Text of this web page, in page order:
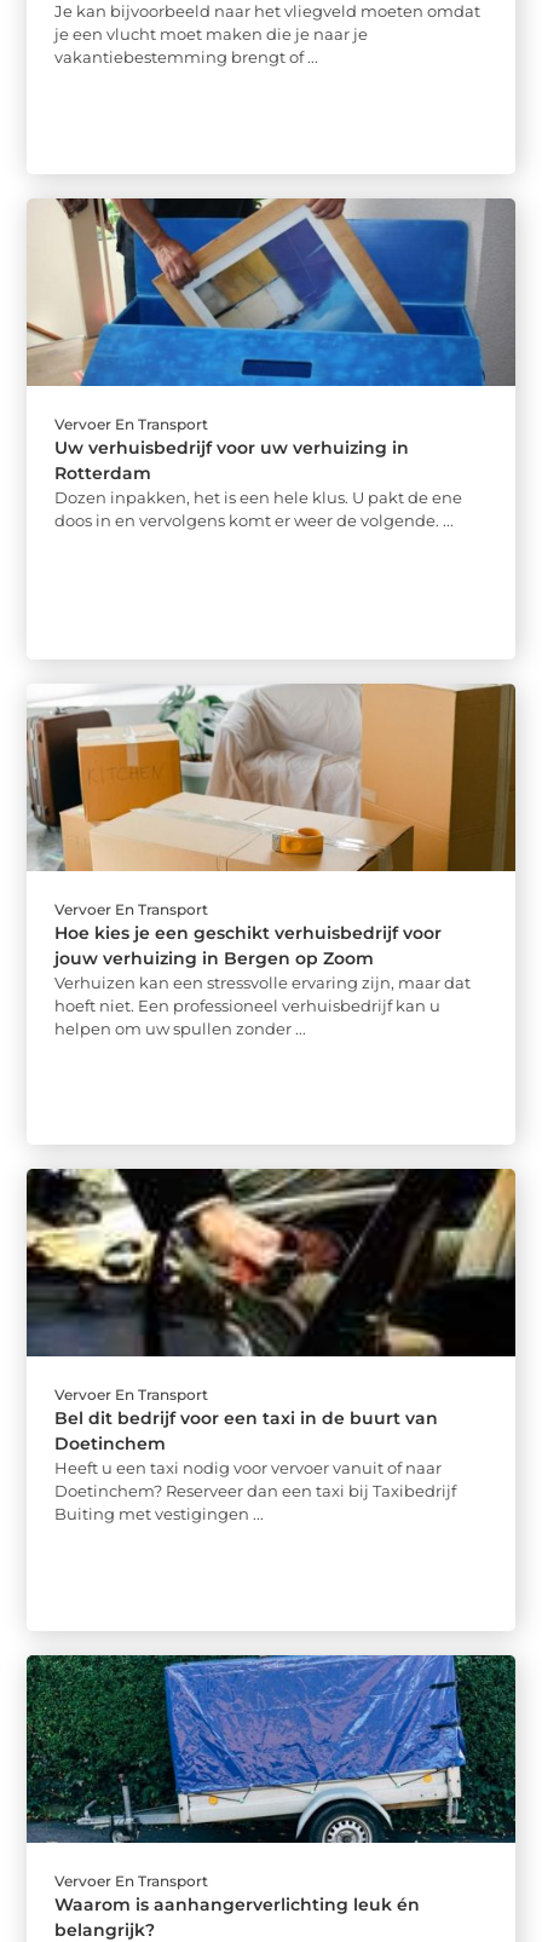
Je kan bijvoorbeeld naar het vliegveld moeten omdat
je een vlucht moet maken die je naar je
vakantiebestemming brengt of ...
Vervoer En Transport
Uw verhuisbedrijf voor uw verhuizing in
Rotterdam
Dozen inpakken, het is een hele klus. U pakt de ene
doos in en vervolgens komt er weer de volgende. ...
Vervoer En Transport
Hoe kies je een geschikt verhuisbedrijf voor
jouw verhuizing in Bergen op Zoom
Verhuizen kan een stressvolle ervaring zijn, maar dat
hoeft niet. Een professioneel verhuisbedrijf kan u
helpen om uw spullen zonder ...
Vervoer En Transport
Bel dit bedrijf voor een taxi in de buurt van
Doetinchem
Heeft u een taxi nodig voor vervoer vanuit of naar
Doetinchem? Reserveer dan een taxi bij Taxibedrijf
Buiting met vestigingen ...
Vervoer En Transport
Waarom is aanhangerverlichting leuk én
belangrijk?